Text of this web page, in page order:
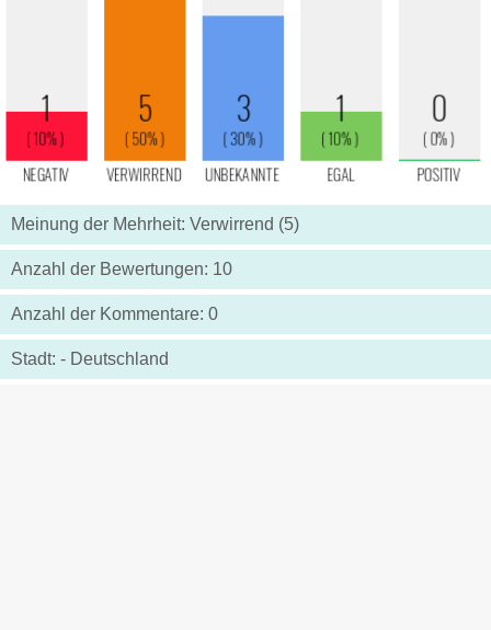
Meinung der Mehrheit: Verwirrend (5)
Anzahl der Bewertungen: 10
Anzahl der Kommentare: 0
Stadt: - Deutschland